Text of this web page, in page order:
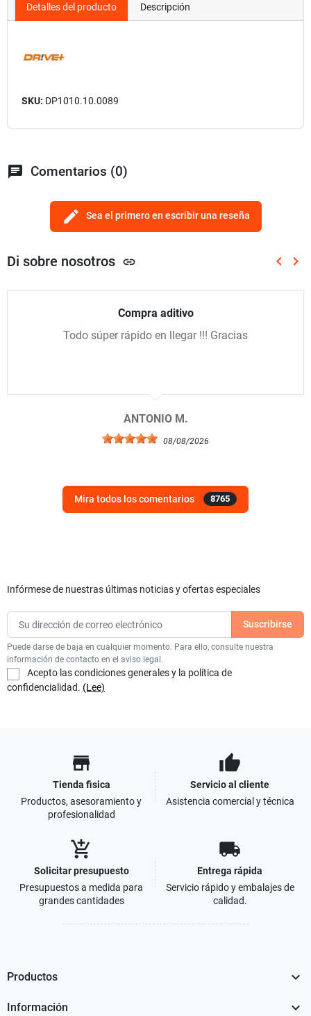
Detalles del producto Descripción
SKU: DP1010.10.0089
chat Comentarios (0)
edit Sea el primero en escribir una reseña
Di sobre nosotros link keyboard_arrow_left keyboard_arrow_right
Compra aditivo
Todo súper rápido en llegar !!! Gracias
ANTONIO M.
08/08/2026
Mira todos los comentarios 8765
Infórmese de nuestras últimas noticias y ofertas especiales
Puede darse de baja en cualquier momento. Para ello, consulte nuestra
información de contacto en el aviso legal.
Acepto las condiciones generales y la política de
confidencialidad. (Lee)
store
Tienda fisica
Productos, asesoramiento y
profesionalidad
thumb_up
Servicio al cliente
Asistencia comercial y técnica
add_shopping_cart
Solicitar presupuesto
Presupuestos a medida para
grandes cantidades
local_shipping
Entrega rápida
Servicio rápido y embalajes de
calidad.
Productos 
Información 